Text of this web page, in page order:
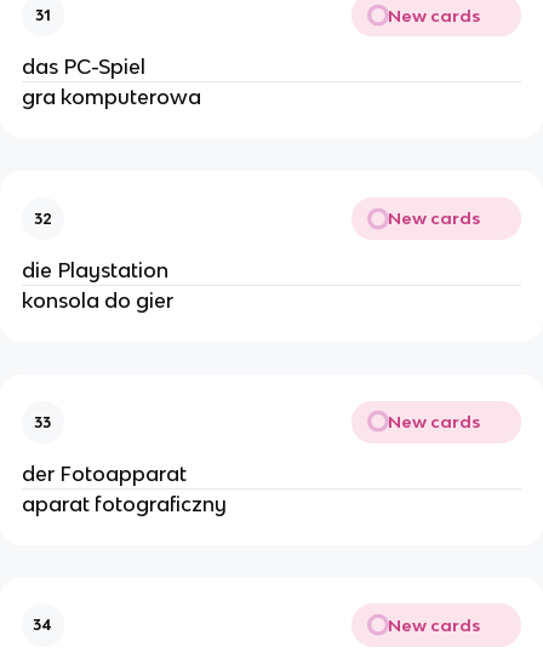
31 New cards
das PC-Spiel
gra komputerowa
32 New cards
die Playstation
konsola do gier
33 New cards
der Fotoapparat
aparat fotograficzny
34 New cards